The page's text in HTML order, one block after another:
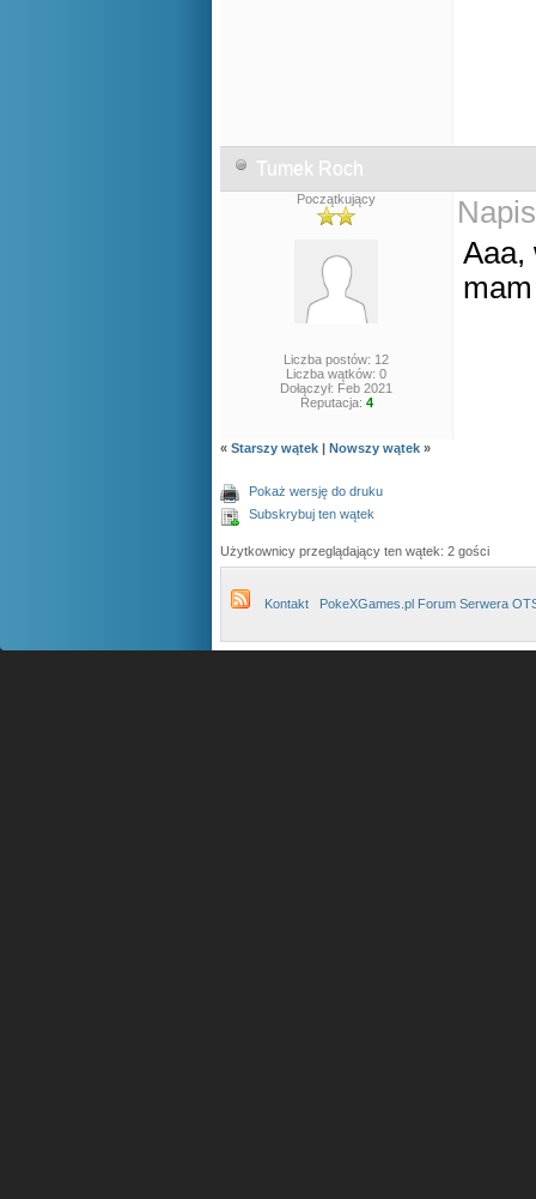
Tumek Roch
Początkujący
Liczba postów: 12
Liczba wątków: 0
Dołączył: Feb 2021
Reputacja: 4
Aaa,
« Starszy wątek | Nowszy wątek »
Pokaż wersję do druku
Subskrybuj ten wątek
Użytkownicy przeglądający ten wątek: 2 gości
Kontakt PokeXGames.pl Forum Serwera